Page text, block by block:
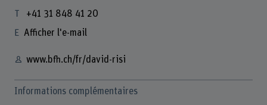
+41 31 848 41 20
Afficher l'e-mail
www.bfh.ch/fr/david-risi
Informations complémentaires